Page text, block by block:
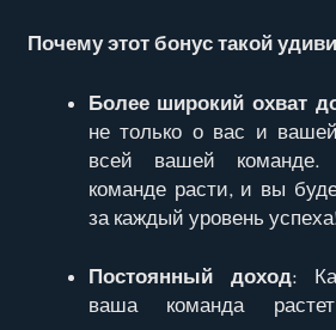
Почему этот бонус такой
Более широкий охват
не только о вас и
всей вашей команде.
команде расти, и вы
за каждый уровень
Постоянный доход:
ваша команда